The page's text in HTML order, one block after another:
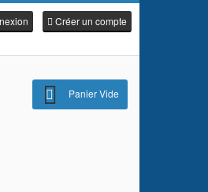
Créer un compte
Panier Vide